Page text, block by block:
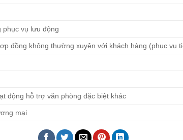
phục vụ lưu động
đồng không thường xuyên với khách hàng (phục vụ
động hỗ trợ văn phòng đặc biệt khác
mại